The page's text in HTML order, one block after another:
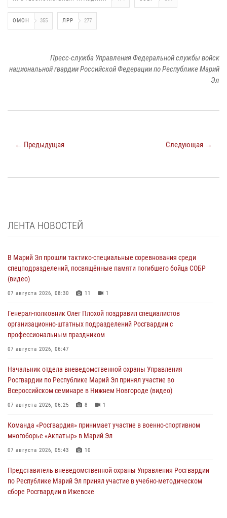
ОМОН 355 ЛРР 277
Пресс-служба Управления Федеральной службы войск
национальной гвардии Российской Федерации по Республике Марий
Эл
← Предыдущая Следующая →
ЛЕНТА НОВОСТЕЙ
В Марий Эл прошли тактико-специальные соревнования среди
спецподразделений, посвящённые памяти погибшего бойца СОБР
(видео)
07 августа 2026, 08:30 11 1
Генерал-полковник Олег Плохой поздравил специалистов
организационно-штатных подразделений Росгвардии с
профессиональным праздником
07 августа 2026, 06:47
Начальник отдела вневедомственной охраны Управления
Росгвардии по Республике Марий Эл принял участие во
Всероссийском семинаре в Нижнем Новгороде (видео)
07 августа 2026, 06:25 8 1
Команда «Росгвардия» принимает участие в военно-спортивном
многоборье «Акпатыр» в Марий Эл
07 августа 2026, 05:43 10
Представитель вневедомственной охраны Управления Росгвардии
по Республике Марий Эл принял участие в учебно-методическом
сборе Росгвардии в Ижевске